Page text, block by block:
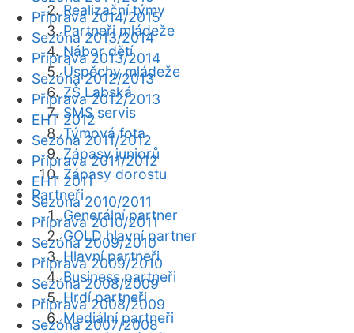
Realizační týmy
Partneři mládeže
Nábor dětí
Úspěchy mládeže
ZŠ Labská
SMS servis
Týmová fota
Zápasy juniorů
Zápasy dorostu
Partneři
Generální partner
GOLD hlavní partner
Hlavní partneři
Business partneři
Hrdí partneři
Mediální partneři
Příprava 2014/2015
Sezóna 2013/2014
Příprava 2013/2014
Sezóna 2012/2013
Příprava 2012/2013
EHT 2012
Sezóna 2011/2012
Příprava 2011/2012
EHT 2011
Sezóna 2010/2011
Příprava 2010/2011
Sezóna 2009/2010
Příprava 2009/2010
Sezóna 2008/2009
Příprava 2008/2009
Sezóna 2007/2008